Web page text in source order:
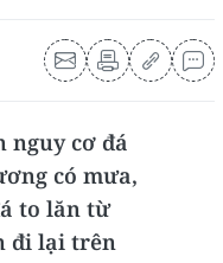
nguy cơ đá
có mưa,
to lăn từ
đi lại trên